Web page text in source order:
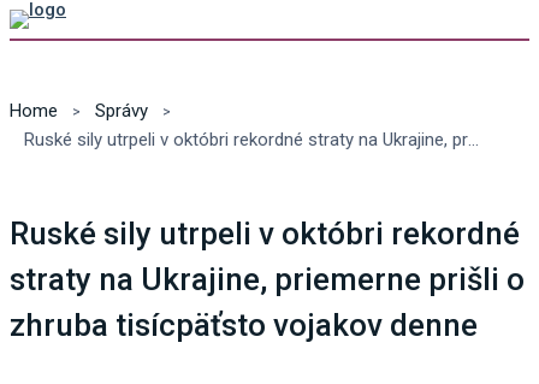
Home
Správy
Ruské sily utrpeli v októbri rekordné straty na Ukrajine, priemerne prišli o zhruba tisícpäťsto vojakov denne
Ruské sily utrpeli v októbri rekordné
straty na Ukrajine, priemerne prišli o
zhruba tisícpäťsto vojakov denne